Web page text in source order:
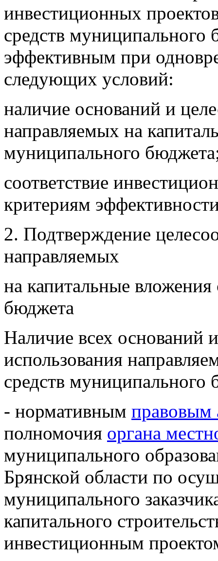
инвестиционных
средств муниципального
эффективным при
следующих условий:
наличие оснований и
направляемых на
муниципального
соответствие
критериям
2. Подтверждение
направляемых
на капитальные
бюджета
Наличие всех оснований
использования
средств муниципального
- нормативным правовым
полномочия органа
муниципального
Брянской области по
муниципального
капитального
инвестиционным